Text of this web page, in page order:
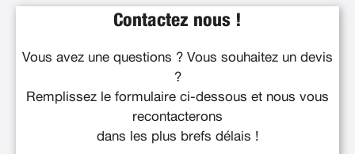
Contactez nous !
Vous avez une questions ? Vous souhaitez un devis
?
Remplissez le formulaire ci-dessous et nous vous
recontacterons
dans les plus brefs délais !